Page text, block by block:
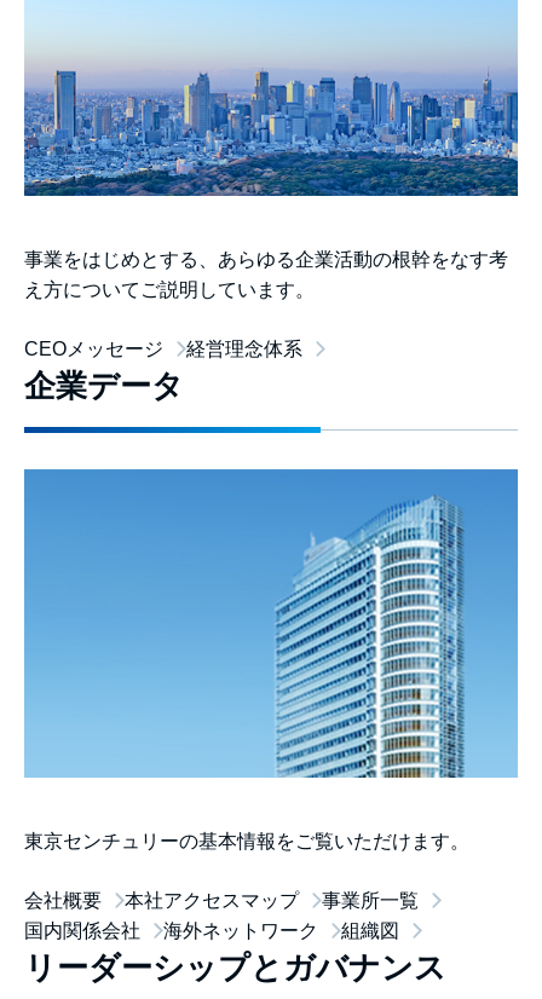
事業をはじめとする、あらゆる企業活動の根幹をなす考
え方についてご説明しています。
CEOメッセージ 経営理念体系
企業データ
東京センチュリーの基本情報をご覧いただけます。
会社概要 本社アクセスマップ
事業所一覧
国内関係会社
海外ネットワーク 組織図
リーダーシップとガバナンス